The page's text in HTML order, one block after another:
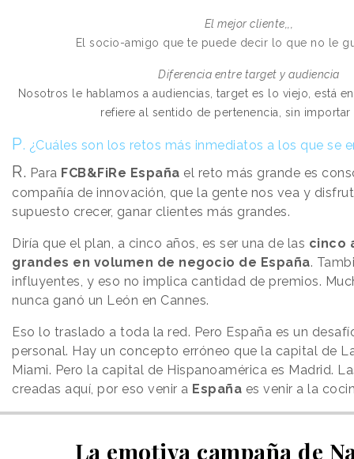
El mejor cliente,,,
El socio-amigo que te puede decir lo que no le
Diferencia entre target y audiencia
Nosotros le hablamos a audiencias, target es lo viejo, está
refiere al sentido de pertenencia, sin importar
P. ¿Cuáles son los retos más inmediatos a los que se
R. Para FCB&FiRe España el reto más grande es
compañía de innovación, que la gente nos vea y
supuesto crecer, ganar clientes más grandes.
Diría que el plan, a cinco años, es ser una de las cinco
grandes en volumen de negocio de España.
influyentes, y eso no implica cantidad de premios.
nunca ganó un León en Cannes.
Eso lo traslado a toda la red. Pero España es un
personal. Hay un concepto erróneo que la capital de
Miami. Pero la capital de Hispanoamérica es Madrid.
creadas aquí, por eso venir a España es venir a la
La emotiva campaña de